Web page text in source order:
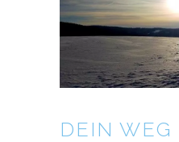
DEIN WEG